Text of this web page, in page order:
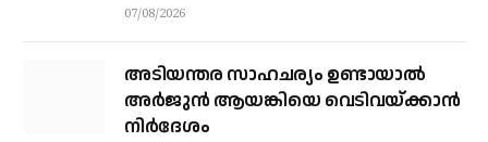
07/08/2026
അടിയന്തര സാഹചര്യം ഉണ്ടായാല്‍
അര്‍ജുന്‍ ആയങ്കിയെ വെടിവയ്ക്കാന്‍
നിര്‍ദേശം